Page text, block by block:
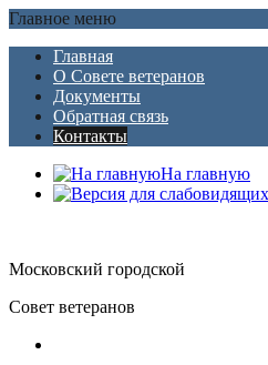
Главное меню
Главная
О Совете ветеранов
Документы
Обратная связь
Контакты
На главную
Московский городской
Совет ветеранов